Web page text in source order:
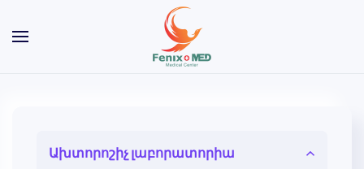
Skip to main content
Ախտորոշիչ լաբորատորիա